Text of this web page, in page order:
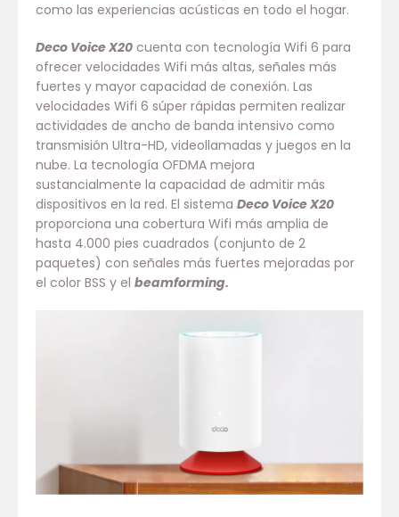
como las experiencias acústicas en todo el hogar.
Deco Voice X20 cuenta con tecnología Wifi 6 para
ofrecer velocidades Wifi más altas, señales más
fuertes y mayor capacidad de conexión. Las
velocidades Wifi 6 súper rápidas permiten realizar
actividades de ancho de banda intensivo como
transmisión Ultra-HD, videollamadas y juegos en la
nube. La tecnología OFDMA mejora
sustancialmente la capacidad de admitir más
dispositivos en la red. El sistema Deco Voice X20
proporciona una cobertura Wifi más amplia de
hasta 4.000 pies cuadrados (conjunto de 2
paquetes) con señales más fuertes mejoradas por
el color BSS y el beamforming.